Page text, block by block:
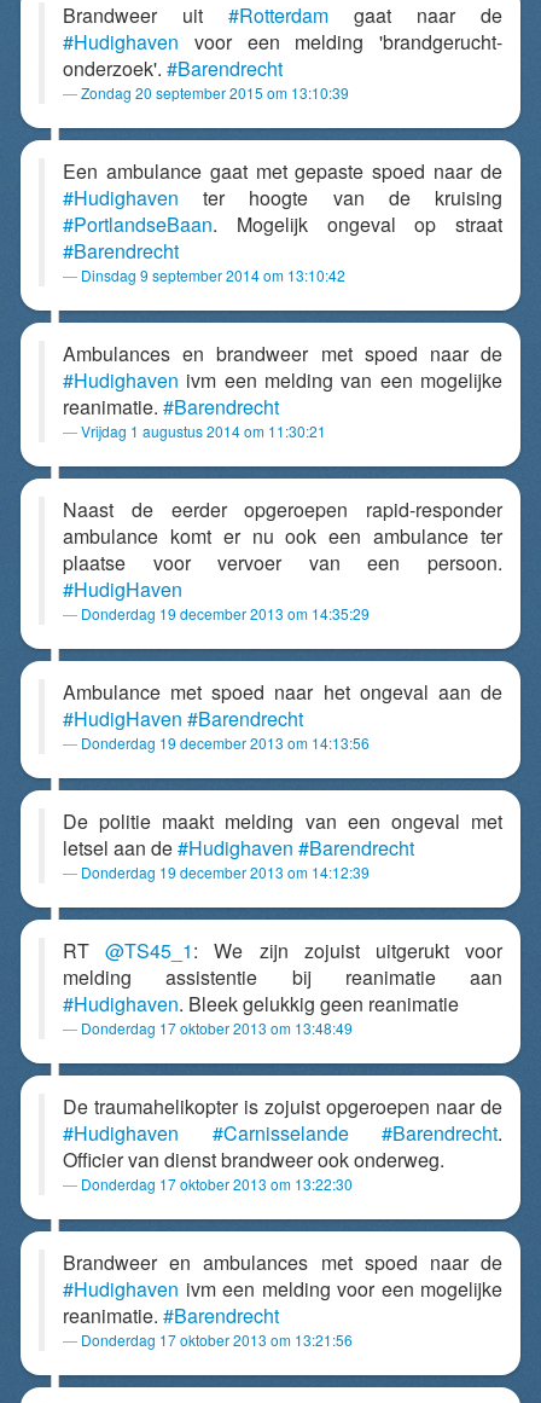
Brandweer uit #Rotterdam gaat naar de
#Hudighaven voor een melding 'brandgerucht-
onderzoek'. #Barendrecht
Zondag 20 september 2015 om 13:10:39
Een ambulance gaat met gepaste spoed naar de
#Hudighaven ter hoogte van de kruising
#PortlandseBaan. Mogelijk ongeval op straat
#Barendrecht
Dinsdag 9 september 2014 om 13:10:42
Ambulances en brandweer met spoed naar de
#Hudighaven ivm een melding van een mogelijke
reanimatie. #Barendrecht
Vrijdag 1 augustus 2014 om 11:30:21
Naast de eerder opgeroepen rapid-responder
ambulance komt er nu ook een ambulance ter
plaatse voor vervoer van een persoon.
#HudigHaven
Donderdag 19 december 2013 om 14:35:29
Ambulance met spoed naar het ongeval aan de
#HudigHaven #Barendrecht
Donderdag 19 december 2013 om 14:13:56
De politie maakt melding van een ongeval met
letsel aan de#Hudighaven #Barendrecht
Donderdag 19 december 2013 om 14:12:39
RT@TS45_1: We zijn zojuist uitgerukt voor
melding assistentie bij reanimatie aan
#Hudighaven. Bleek gelukkig geen reanimatie
Donderdag 17 oktober 2013 om 13:48:49
De traumahelikopter is zojuist opgeroepen naar de
#Hudighaven
#Carnisselande #Barendrecht.
Officier van dienst brandweer ook onderweg.
Donderdag 17 oktober 2013 om 13:22:30
Brandweer en ambulances met spoed naar de
#Hudighaven ivm een melding voor een mogelijke
reanimatie. #Barendrecht
Donderdag 17 oktober 2013 om 13:21:56